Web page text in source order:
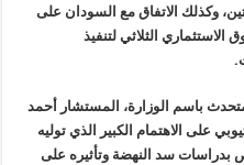
وكذلك الاتفاق مع السودان على
الاستثماري الثلاثي لتنفيذ
باسم الوزارة، المستشار أحمد
على الاهتمام الكبير الذي توليه
بدراسات سد النهضة وتأثيره على